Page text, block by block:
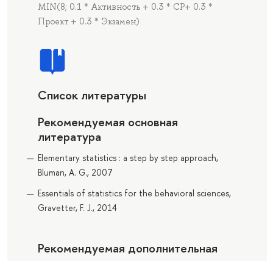
MIN(8; 0.1 * Активность + 0.3 * СР+ 0.3 *
Проект + 0.3 * Экзамен)
Список литературы
Рекомендуемая основная
литература
Elementary statistics : a step by step approach,
Bluman, A. G., 2007
Essentials of statistics for the behavioral sciences,
Gravetter, F. J., 2014
Рекомендуемая дополнительная